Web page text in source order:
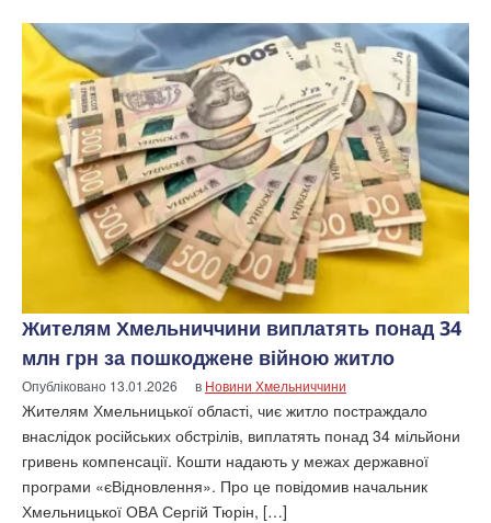
Жителям Хмельниччини виплатять понад 34
млн грн за пошкоджене війною житло
Опубліковано 13.01.2026 в Новини Хмельниччини
Жителям Хмельницької області, чиє житло постраждало
внаслідок російських обстрілів, виплатять понад 34 мільйони
гривень компенсації. Кошти надають у межах державної
програми «єВідновлення». Про це повідомив начальник
Хмельницької ОВА Сергій Тюрін, […]